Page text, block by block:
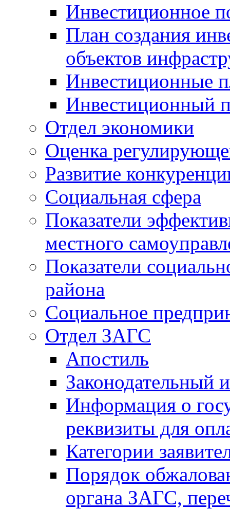
Инвестиционное
План создания
объектов
Инвестиционные
Инвестиционный
Отдел экономики
Оценка
Развитие
Социальная сфера
Показатели
местного
Показатели
района
Социальное
Отдел ЗАГС
Апостиль
Законодательный
Информация о
реквизиты для
Категории
Порядок
органа ЗАГС,